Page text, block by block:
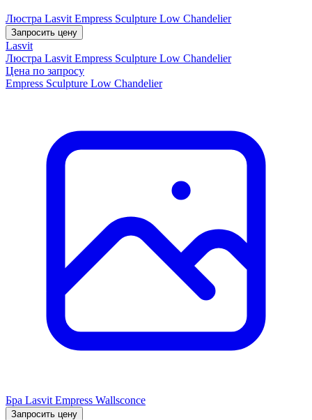
Люстра Lasvit Empress Sculpture Low Chandelier
Запросить цену
Lasvit
Люстра Lasvit Empress Sculpture Low Chandelier
Цена по запросу
Empress Sculpture Low Chandelier
Бра Lasvit Empress Wallsconce
Запросить цену